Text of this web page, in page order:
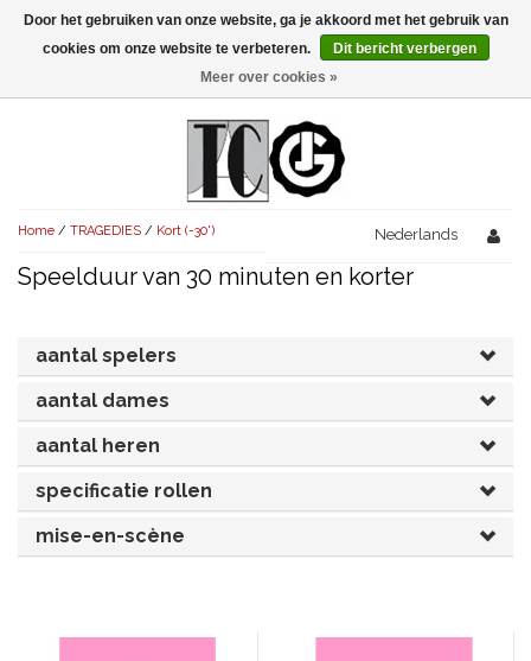
Menu
AVONDVULLEND (+75')
KORT (-30')
UITGELICHT!
AVONDVULLEND (+75')
KORT (-30')
OVERIG (30'-75')
UITGELICHT!
AVONDVULLEND (+75')
KORT (-30')
OVERIG (30'-75')
UITGELICHT!
KORT (-30')
OVERIG (30'-75')
SPEKTAKELSTUKKEN
JUBILEUMSTUK
KOSTUUMSTUK
MUSICAL
OVERIG
SINTERKLAASTONEEL
KERSTTONEEL
RECHTEN REGELEN
Home / TRAGEDIES / Kort (-30') Nederlands
Speelduur van 30 minuten en korter
aantal spelers
aantal dames
aantal heren
specificatie rollen
mise-en-scène
Door het gebruiken van onze website, ga je akkoord met het gebruik van
cookies om onze website te verbeteren.
Dit bericht verbergen
Meer over cookies »